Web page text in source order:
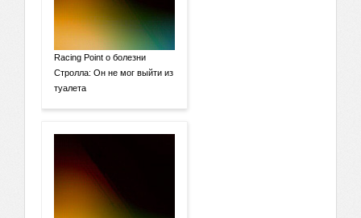
Racing Point о болезни
Стролла: Он не мог выйти из
туалета